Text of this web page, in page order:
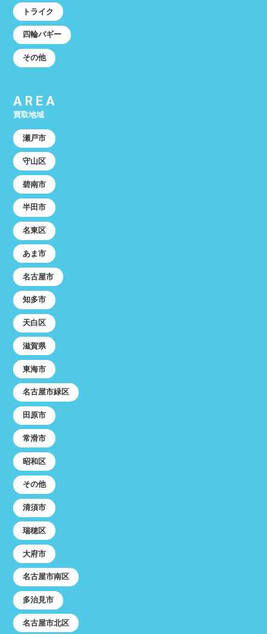
トライク
四輪バギー
その他
AREA
買取地域
瀬戸市
守山区
碧南市
半田市
名東区
あま市
名古屋市
知多市
天白区
滋賀県
東海市
名古屋市緑区
田原市
常滑市
昭和区
その他
清須市
瑞穂区
大府市
名古屋市南区
多治見市
名古屋市北区